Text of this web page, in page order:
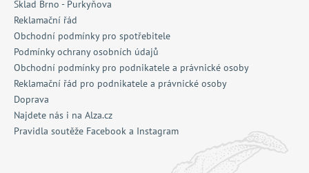
Sklad Brno - Purkyňova
Reklamační řád
Obchodní podmínky pro spotřebitele
Podmínky ochrany osobních údajů
Obchodní podmínky pro podnikatele a právnické osoby
Reklamační řád pro podnikatele a právnické osoby
Doprava
Najdete nás i na Alza.cz
Pravidla soutěže Facebook a Instagram